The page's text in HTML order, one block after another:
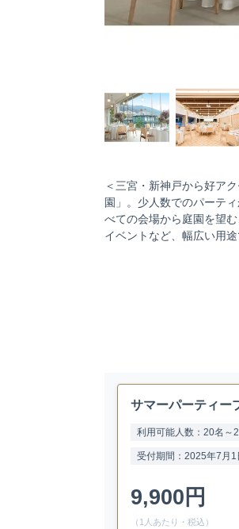
＜三宮・新神戸から好ア
園」。少人数でのパーテ
べての会場から庭園を望
イベントなど、幅広い用途
サマーパーティー
利用可能人数：20名～
受付期間：2025年7月
9,900円
（1人あたり・税込）